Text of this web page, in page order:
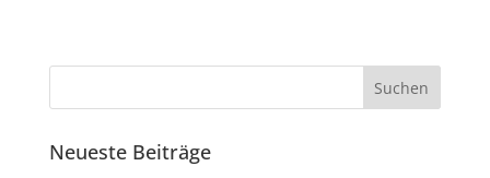
Neueste Beiträge